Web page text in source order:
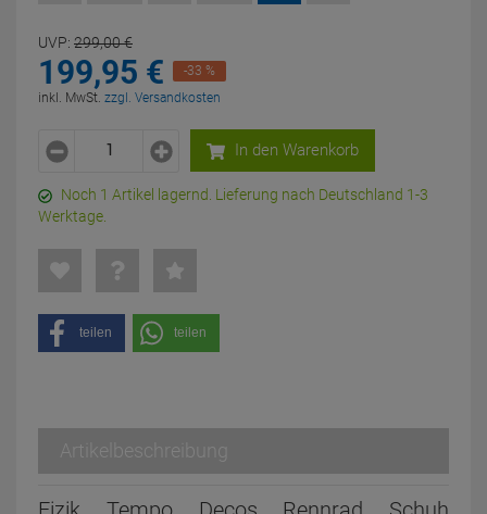
UVP: 299,00€
199,95 €
-33 %
inkl. MwSt. zzgl. Versandkosten
In den Warenkorb
Noch 1 Artikel lagernd. Lieferung nach Deutschland 1-3
Werktage.
teilen teilen
Artikelbeschreibung